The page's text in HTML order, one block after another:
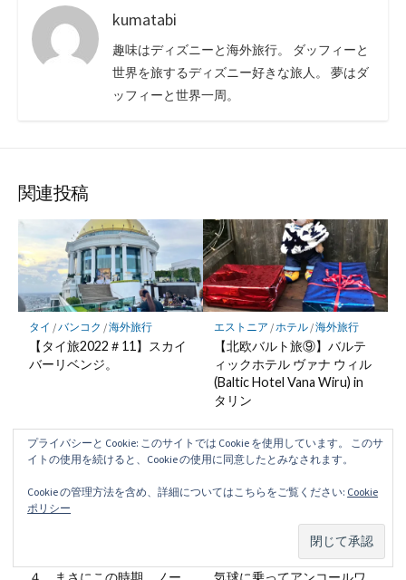
kumatabi
趣味はディズニーと海外旅行。 ダッフィーと
世界を旅するディズニー好きな旅人。 夢はダ
ッフィーと世界一周。
関連投稿
タイ /バンコク /海外旅行
【タイ旅2022＃11】スカイ
バーリベンジ。
エストニア /ホテル/海外旅行
【北欧バルト旅⑨】バルテ
ィックホテル ヴァナ ウィル
(Baltic Hotel Vana Wiru) in
タリン
４ まさにこの時期、ノー
世界遺産/海外旅行
【突撃シェムリアップ＃4】
気球に乗ってアンコールワ
プライバシーと Cookie: このサイトでは Cookie を使用しています。 このサ
イトの使用を続けると、Cookie の使用に同意したとみなされます。
Cookie の管理方法を含め、詳細についてはこちらをご覧ください: Cookie
ポリシー